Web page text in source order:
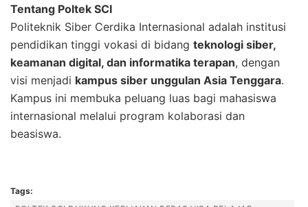
Tentang Poltek SCI
Politeknik Siber Cerdika Internasional adalah institusi
pendidikan tinggi vokasi di bidang teknologi siber,
keamanan digital, dan informatika terapan, dengan
visi menjadi kampus siber unggulan Asia Tenggara.
Kampus ini membuka peluang luas bagi mahasiswa
internasional melalui program kolaborasi dan
beasiswa.
Tags: